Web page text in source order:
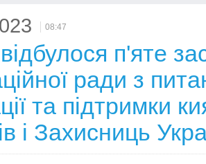
08:47
п'яте
ради з
та підтримки
і Захисниць